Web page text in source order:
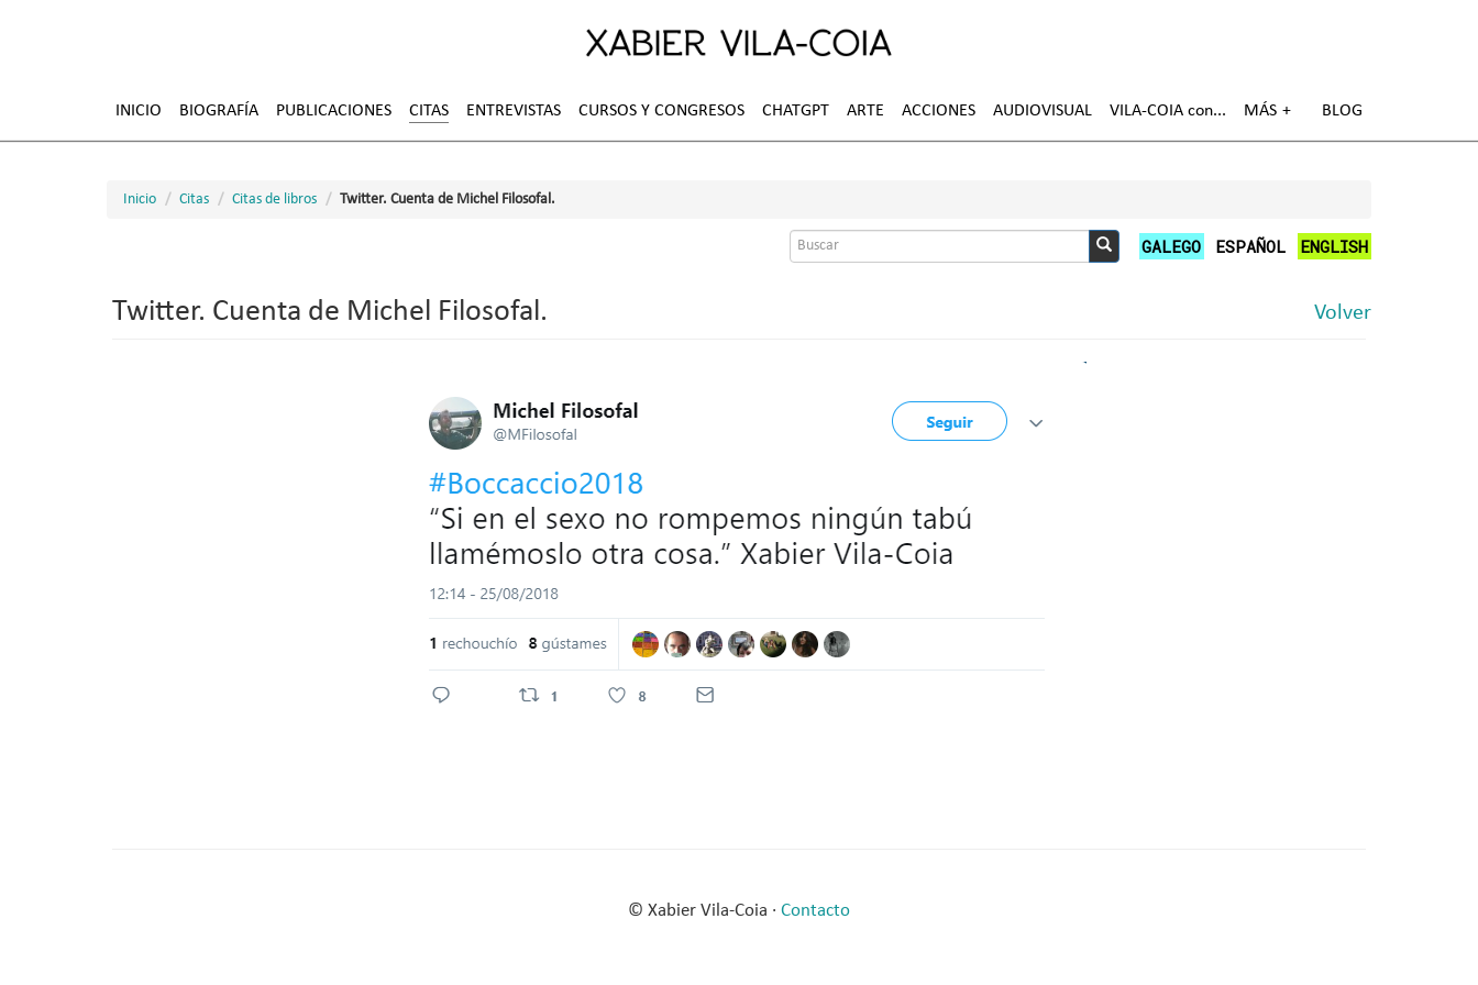
INICIO BIOGRAFÍA PUBLICACIONES CITAS ENTREVISTAS CURSOS Y CONGRESOS CHATGPT ARTE ACCIONES AUDIOVISUAL VILA-COIA con MÁS BLOG
Inicio Citas Citas de libros Twitter. Cuenta de Michel Filosofal.
Formulario
GALEGO ESPAÑOL ENGLISH
Twitter. Cuenta de Michel Filosofal. Volver
© Xabier Vila-Coia · Contacto